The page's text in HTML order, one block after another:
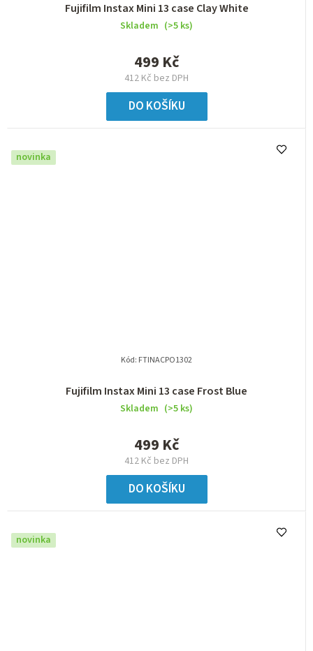
Fujifilm Instax Mini 13 case Clay White
Skladem (>5 ks)
412 Kč bez DPH
499 Kč
DO KOŠÍKU
novinka
Fujifilm Instax Mini 13 case Frost Blue
Skladem (>5 ks)
412 Kč bez DPH
499 Kč
DO KOŠÍKU
Kód: FTINACPO1302
novinka